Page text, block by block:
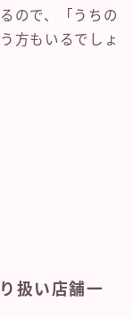
ので、「うちの
方もいるでしょ
扱い店舗一